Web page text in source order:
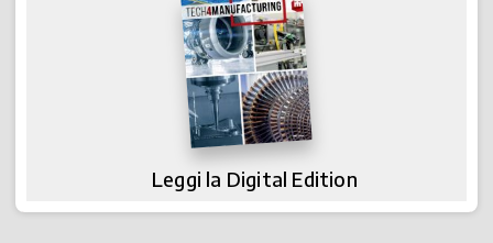
Leggi la Digital Edition